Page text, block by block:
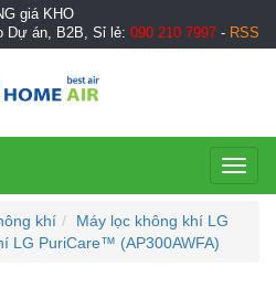
giá KHO
Dự án, B2B, Sỉ lẻ: 090 210 7997 - RSS
khí
Máy lọc không khí LG
LG PuriCare™ (AP300AWFA)